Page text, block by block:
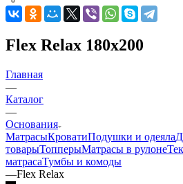
Flex Relax 180x200
Главная
—
Каталог
—
Основания
МатрасыКроватиПодушки и одеяла
товарыТопперыМатрасы в рулоне
матрасаТумбы и комоды
—Flex Relax